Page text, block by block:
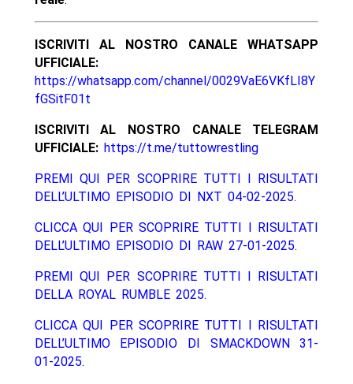
ISCRIVITI AL NOSTRO CANALE WHATSAPP
UFFICIALE:
https://whatsapp.com/channel/0029VaE6VKfLI8Y
fGSitF01t
ISCRIVITI AL NOSTRO CANALE TELEGRAM
UFFICIALE: https://t.me/tuttowrestling
PREMI QUI PER SCOPRIRE TUTTI I RISULTATI
DELL’ULTIMO EPISODIO DI NXT 04-02-2025.
CLICCA QUI PER SCOPRIRE TUTTI I RISULTATI
DELL’ULTIMO EPISODIO DI RAW 27-01-2025.
PREMI QUI PER SCOPRIRE TUTTI I RISULTATI
DELLA ROYAL RUMBLE 2025.
CLICCA QUI PER SCOPRIRE TUTTI I RISULTATI
DELL’ULTIMO EPISODIO DI SMACKDOWN 31-
01-2025.